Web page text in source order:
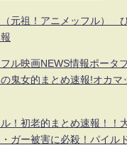
元祖！アニメッフル）
ル映画NEWS情報ポータ
鬼女的まとめ速報!オカ
！初老的まとめ速報！！
・ガー被害に必殺！パイル